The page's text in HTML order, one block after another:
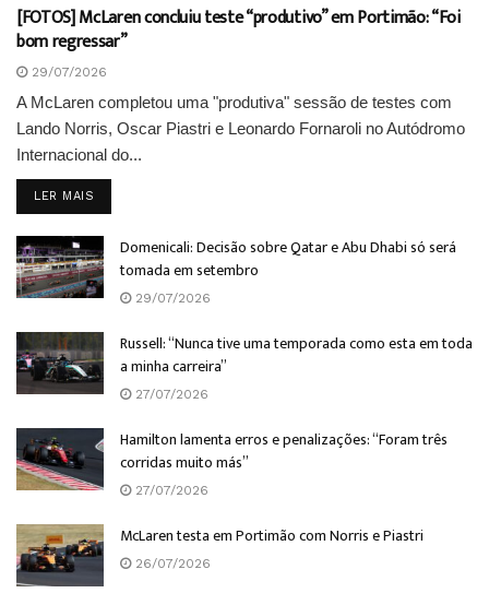
[FOTOS] McLaren concluiu teste “produtivo” em Portimão: “Foi
bom regressar”
29/07/2026
A McLaren completou uma "produtiva" sessão de testes com
Lando Norris, Oscar Piastri e Leonardo Fornaroli no Autódromo
Internacional do...
LER MAIS
Domenicali: Decisão sobre Qatar e Abu Dhabi só será
tomada em setembro
29/07/2026
Russell: “Nunca tive uma temporada como esta em toda
a minha carreira”
27/07/2026
Hamilton lamenta erros e penalizações: “Foram três
corridas muito más”
27/07/2026
McLaren testa em Portimão com Norris e Piastri
26/07/2026